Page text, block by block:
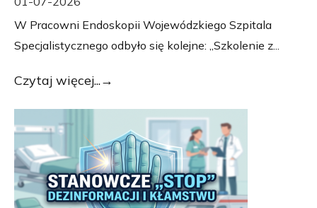
W Pracowni Endoskopii Wojewódzkiego Szpitala
Specjalistycznego odbyło się kolejne: „Szkolenie z...
Czytaj więcej...